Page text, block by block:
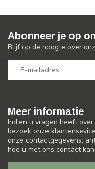
Meer informatie
Indien u vragen heeft
bezoek onze
onze contactgegevens,
hoe u met ons contact
Abonneer je op
Blijf op de hoogte over